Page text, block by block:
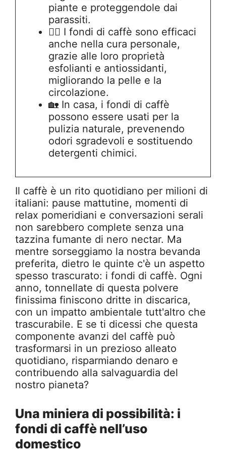
piante e proteggendole dai
parassiti.
💆‍♀️ I fondi di caffè sono efficaci
anche nella cura personale,
grazie alle loro proprietà
esfolianti e antiossidanti,
migliorando la pelle e la
circolazione.
🏡 In casa, i fondi di caffè
possono essere usati per la
pulizia naturale, prevenendo
odori sgradevoli e sostituendo
detergenti chimici.
Il caffè è un rito quotidiano per milioni di
italiani: pause mattutine, momenti di
relax pomeridiani e conversazioni serali
non sarebbero complete senza una
tazzina fumante di nero nectar. Ma
mentre sorseggiamo la nostra bevanda
preferita, dietro le quinte c'è un aspetto
spesso trascurato: i fondi di caffè. Ogni
anno, tonnellate di questa polvere
finissima finiscono dritte in discarica,
con un impatto ambientale tutt'altro che
trascurabile. E se ti dicessi che questa
componente avanzi del caffè può
trasformarsi in un prezioso alleato
quotidiano, risparmiando denaro e
contribuendo alla salvaguardia del
nostro pianeta?
Una miniera di possibilità: i
fondi di caffè nell’uso
domestico